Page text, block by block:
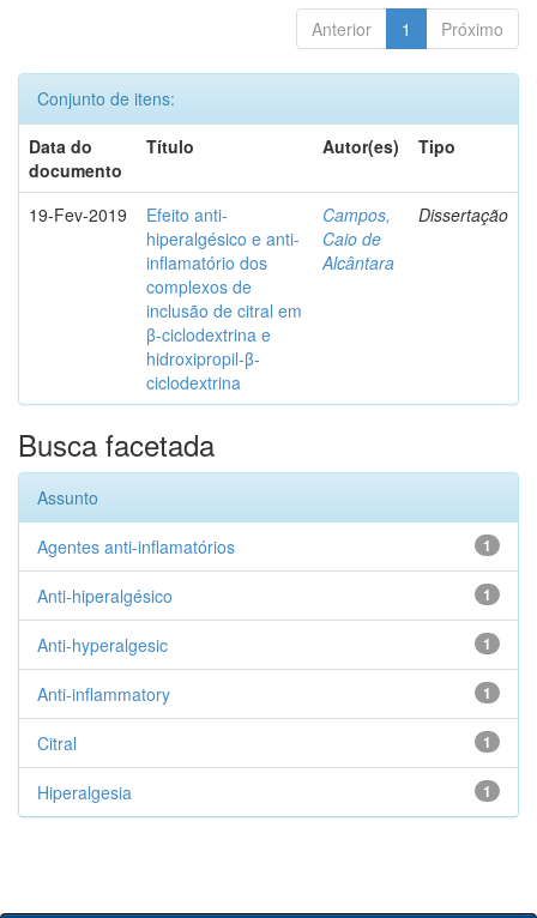
Anterior 1 Próximo
Conjunto de itens:
Data do
documento
Título Autor(es) Tipo
19-Fev-2019
Efeito anti-
hiperalgésico e anti-
inflamatório dos
complexos de
inclusão de citral em
β-ciclodextrina e
hidroxipropil-β-
ciclodextrina
Campos,
Caio de
Alcântara
Dissertação
Busca facetada
Assunto
1
Agentes anti-inflamatórios
1
Anti-hiperalgésico
1
Anti-hyperalgesic
1
Anti-inflammatory
1
Citral
1
Hiperalgesia